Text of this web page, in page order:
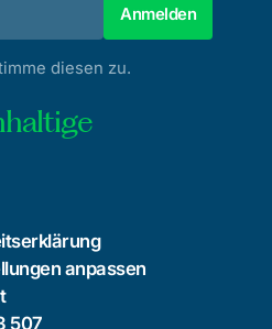
diesen zu.
anpassen
507